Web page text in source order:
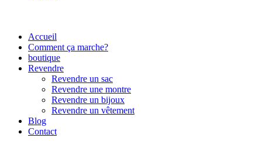
Accueil
Comment ça marche?
boutique
Revendre
Revendre un sac
Revendre une montre
Revendre un bijoux
Revendre un vêtement
Blog
Contact